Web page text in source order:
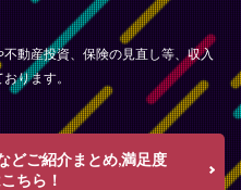
動産投資、保険の見直し等、収入
ります。
どご紹介まとめ,満足度
ちら！